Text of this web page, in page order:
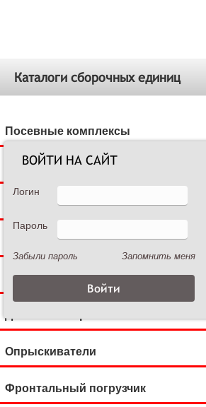
Каталоги сборочных единиц
Посевные комплексы
Сеялки зерновые
Сеялки пропашные
Культиваторы междурядные
Культиваторы сплошной обработки
Опрыскиватели
Фронтальный погрузчик
ВОЙТИ НА САЙТ
Логин
Пароль
Забыли пароль Запомнить меня